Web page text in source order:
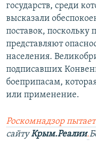
государств, среди
высказали
поставок, поскольку
представляют
населения.
подписавших
боеприпасам,
или применение.
Роскомнадзор
сайтуКрым.Реалии.